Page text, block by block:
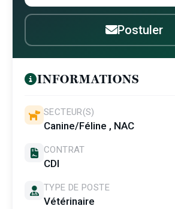
Postuler
INFORMATIONS
SECTEUR(S)
Canine/Féline , NAC
CONTRAT
CDI
TYPE DE POSTE
Vétérinaire